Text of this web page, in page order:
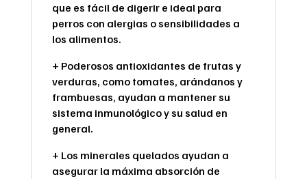
que es fácil de digerir e ideal para
perros con alergias o sensibilidades a
los alimentos.
+ Poderosos antioxidantes de frutas y
verduras, como tomates, arándanos y
frambuesas, ayudan a mantener su
sistema inmunológico y su salud en
general.
+ Los minerales quelados ayudan a
asegurar la máxima absorción de